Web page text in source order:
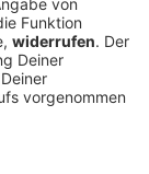
Surf- und
dann wurde